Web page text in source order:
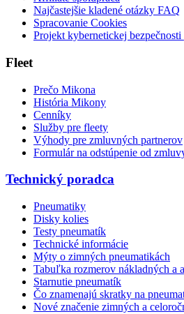
Najčastejšie kladené otázky FAQ
Spracovanie Cookies
Projekt kybernetickej
Fleet
Prečo Mikona
História Mikony
Cenníky
Služby pre fleety
Výhody pre zmluvných partnerov
Formulár na odstúpenie od
Technický poradca
Pneumatiky
Disky kolies
Testy pneumatík
Technické informácie
Mýty o zimných pneumatikách
Tabuľka rozmerov nákladných a
Starnutie pneumatík
Čo znamenajú skratky na
Nové značenie zimných a